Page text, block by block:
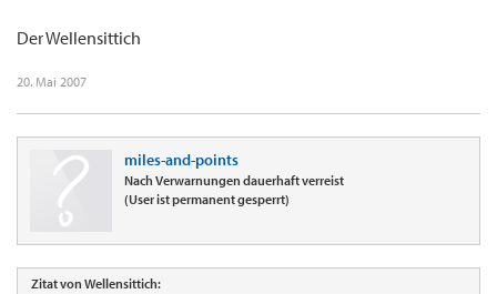
Der Wellensittich
20. Mai 2007
miles-and-points
Nach Verwarnungen dauerhaft verreist
(User ist permanent gesperrt)
Zitat von Wellensittich: